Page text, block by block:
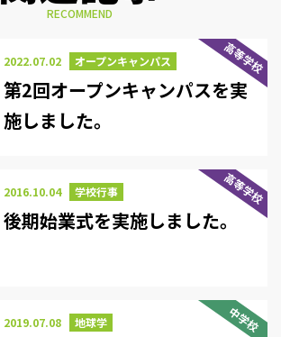
RECOMMEND
高等学校
2022.07.02 オープンキャンパス
第2回オープンキャンパスを実
施しました。
高等学校
2016.10.04 学校行事
後期始業式を実施しました。
中学校
2019.07.08 地球学